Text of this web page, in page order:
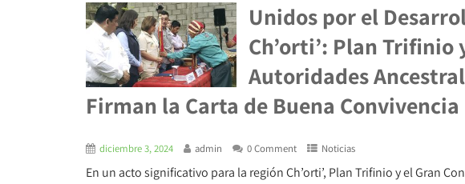
Unidos por el
Ch’orti’: Plan Trifinio
Autoridades
Firman la Carta de Buena Convivencia
diciembre 3, 2024 admin 0 Comment Noticias
En un acto significativo para la región Ch’orti’, Plan Trifinio y el Gran